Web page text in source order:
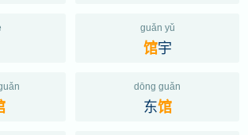
guǎn yǔ
馆宇
dōng guǎn
东馆